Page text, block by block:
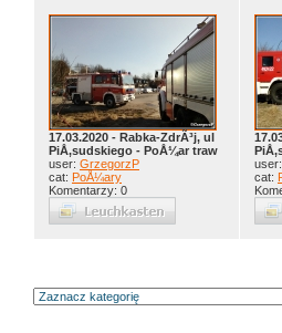
17.03.2020 - Rabka-ZdrÃ³j, ul
PiÅ‚sudskiego - PoÅ¼ar traw
user: GrzegorzP
cat: PoÅ¼ary
Komentarzy: 0
cat: